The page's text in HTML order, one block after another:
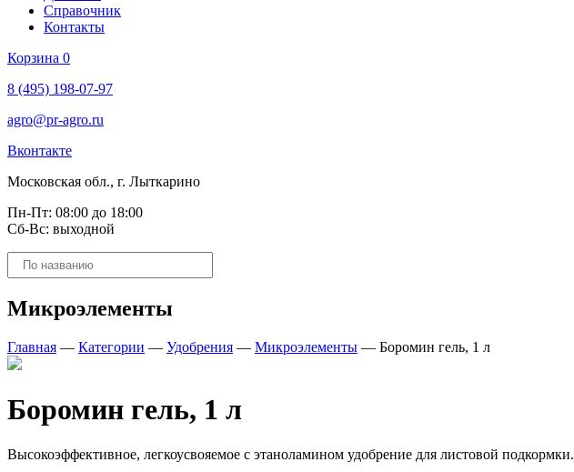
Справочник
Контакты
Корзина 0
8 (495) 198-07-97
agro@pr-agro.ru
Вконтакте
Московская обл., г. Лыткарино
Пн-Пт: 08:00 до 18:00
Сб-Вс: выходной
Поиск
товаров
Микроэлементы
Главная — Категории — Удобрения — Микроэлементы — Боромин гель, 1 л
Боромин гель, 1 л
Высокоэффективное, легкоусвояемое с этаноламином удобрение для листовой подкормки.